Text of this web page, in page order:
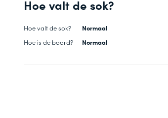
Hoe valt de sok?
Hoe valt de sok?
Normaal
Hoe is de boord?
Normaal